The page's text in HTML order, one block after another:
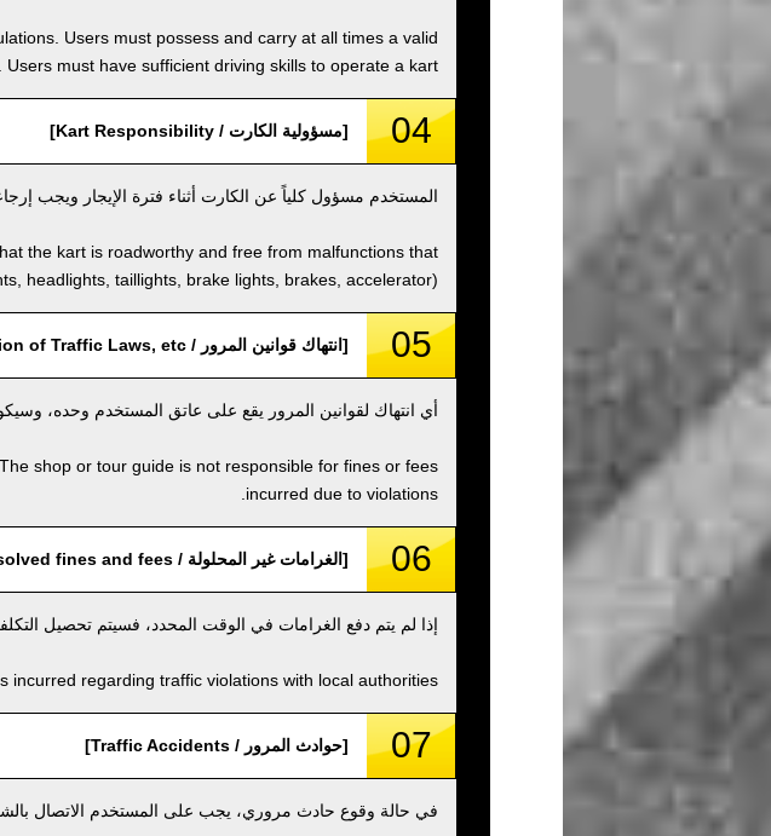
Users must possess and carry at all times a valid
must have sufficient driving skills to operate a kart.
04 [مسؤولية الكارت / Kart Responsibility]
المستخدم مسؤول كلياً عن الكارت أثناء فترة الإيجار ويجب
the kart is roadworthy and free from malfunctions that
headlights, taillights, brake lights, brakes, accelerator).
05 [انتهاك قوانين المرور / Violation of Traffic Laws, etc.]
أي انتهاك لقوانين المرور يقع على عاتق المستخدم وحده،
shop or tour guide is not responsible for fines or fees
incurred due to violations.
06 [الغرامات غير المحلولة / Unresolved fines and fees]
إذا لم يتم دفع الغرامات في الوقت المحدد، فسيتم تحصيل
regarding traffic violations with local authorities.
07 [حوادث المرور / Traffic Accidents]
في حالة وقوع حادث مروري، يجب على المستخدم الاتصال